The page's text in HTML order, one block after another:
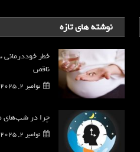
نوشته های تازه
خطر خوددرمانی
ناقص
نوامبر 2, 2025
چرا در شب‌های
نوامبر 2, 2025